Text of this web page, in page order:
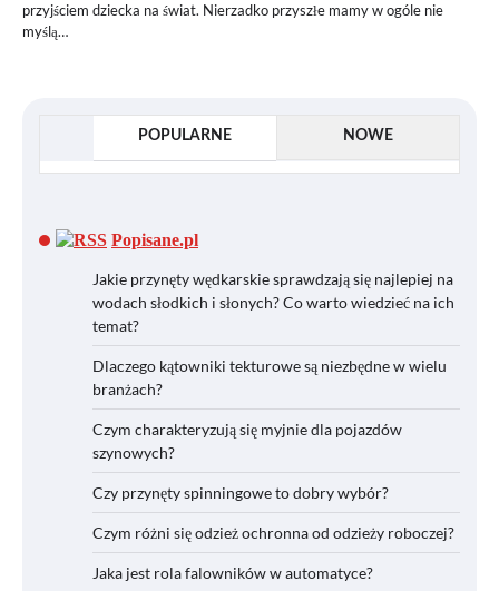
przyjściem dziecka na świat. Nierzadko przyszłe mamy w ogóle nie
myślą…
POPULARNE NOWE
Popisane.pl
Jakie przynęty wędkarskie sprawdzają się najlepiej na
wodach słodkich i słonych? Co warto wiedzieć na ich
temat?
Dlaczego kątowniki tekturowe są niezbędne w wielu
branżach?
Czym charakteryzują się myjnie dla pojazdów
szynowych?
Czy przynęty spinningowe to dobry wybór?
Czym różni się odzież ochronna od odzieży roboczej?
Jaka jest rola falowników w automatyce?